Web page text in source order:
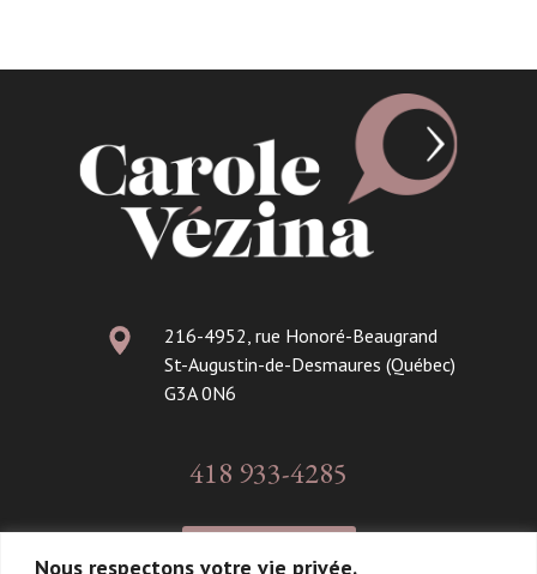
Nous respectons votre vie privée.
216-4952, rue Honoré-Beaugrand
St-Augustin-de-Desmaures (Québec)
G3A 0N6
418 933-4285
CONTACT